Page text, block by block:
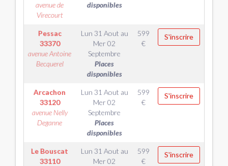
avenue de
Virecourt
disponibles
Pessac
33370
avenue Antoine
Becquerel
Lun 31 Aout au
Mer 02
Septembre
Places
disponibles
599
€
S'inscrire
Arcachon
33120
avenue Nelly
Deganne
Lun 31 Aout au
Mer 02
Septembre
Places
disponibles
599
€
S'inscrire
Le Bouscat
33110
Lun 31 Aout au
Mer 02
599
€
S'inscrire